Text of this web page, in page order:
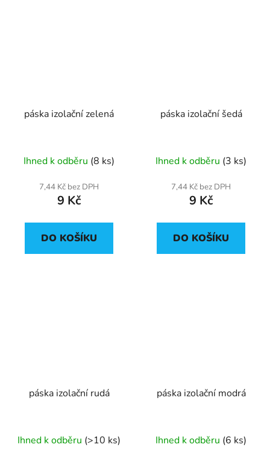
páska izolační zelená
Ihned k odběru (8 ks)
7,44 Kč bez DPH
9 Kč
DO KOŠÍKU
páska izolační šedá
Ihned k odběru (3 ks)
7,44 Kč bez DPH
9 Kč
DO KOŠÍKU
páska izolační rudá
Ihned k odběru (>10 ks)
páska izolační modrá
Ihned k odběru (6 ks)